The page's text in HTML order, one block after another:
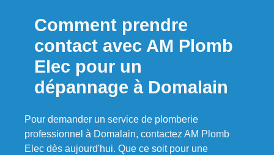
Comment prendre
contact avec AM Plomb
Elec pour un
dépannage à Domalain
Pour demander un service de plomberie
professionnel à Domalain, contactez AM Plomb
Elec dès aujourd'hui. Que ce soit pour une